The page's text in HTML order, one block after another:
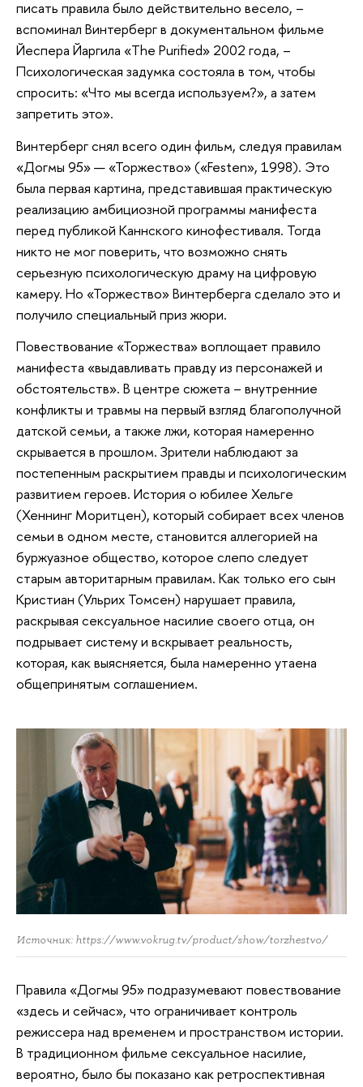
писать правила было действительно весело, –
вспоминал Винтерберг в документальном фильме
Йеспера Йаргила «The Purified» 2002 года, –
Психологическая задумка состояла в том, чтобы
спросить: «Что мы всегда используем?», а затем
запретить это».
Винтерберг снял всего один фильм, следуя правилам
«Догмы 95» — «Торжество» («Festen», 1998). Это
была первая картина, представившая практическую
реализацию амбициозной программы манифеста
перед публикой Каннского кинофестиваля. Тогда
никто не мог поверить, что возможно снять
серьезную психологическую драму на цифровую
камеру. Но «Торжество» Винтерберга сделало это и
получило специальный приз жюри.
Повествование «Торжества» воплощает правило
манифеста «выдавливать правду из персонажей и
обстоятельств». В центре сюжета – внутренние
конфликты и травмы на первый взгляд благополучной
датской семьи, а также лжи, которая намеренно
скрывается в прошлом. Зрители наблюдают за
постепенным раскрытием правды и психологическим
развитием героев. История о юбилее Хельге
(Хеннинг Моритцен), который собирает всех членов
семьи в одном месте, становится аллегорией на
буржуазное общество, которое слепо следует
старым авторитарным правилам. Как только его сын
Кристиан (Ульрих Томсен) нарушает правила,
раскрывая сексуальное насилие своего отца, он
подрывает систему и вскрывает реальность,
которая, как выясняется, была намеренно утаена
общепринятым соглашением.
Источник: https://www.vokrug.tv/product/show/torzhestvo/
Правила «Догмы 95» подразумевают повествование
«здесь и сейчас», что ограничивает контроль
режиссера над временем и пространством истории.
В традиционном фильме сексуальное насилие,
вероятно, было бы показано как ретроспективная